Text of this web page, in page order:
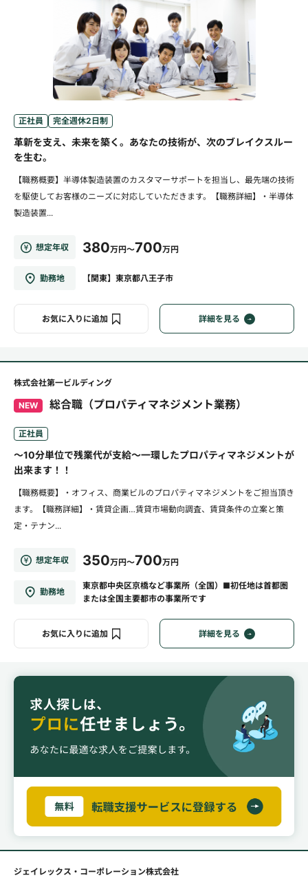
正社員 完全週休2日制
革新を支え、未来を築く。あなたの技術が、次のブレイクスルー
を生む。
【職務概要】半導体製造装置のカスタマーサポートを担当し、最先端の技術
を駆使してお客様のニーズに対応していただきます。【職務詳細】・半導体
製造装置...
想定年収 380万円～700万円
勤務地 【関東】東京都八王子市
お気に入りに追加 詳細を見る
株式会社第一ビルディング
NEW 総合職（プロパティマネジメント業務）
正社員
～10分単位で残業代が支給～一環したプロパティマネジメントが
出来ます！！
【職務概要】・オフィス、商業ビルのプロパティマネジメントをご担当頂き
ます。【職務詳細】・賃貸企画…賃貸市場動向調査、賃貸条件の立案と策
定・テナン...
想定年収 350万円～700万円
勤務地
東京都中央区京橋など事業所（全国）■初任地は首都圏
または全国主要都市の事業所です
お気に入りに追加 詳細を見る
ジェイレックス・コーポレーション株式会社